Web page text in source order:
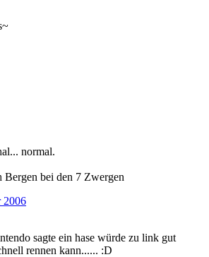
normal.
Bergen bei den 7 Zwergen
2006
sagte ein hase würde zu link gut
rennen kann...... :D